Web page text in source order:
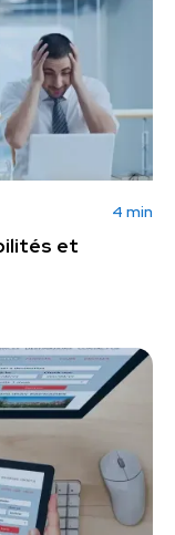
4 min
et